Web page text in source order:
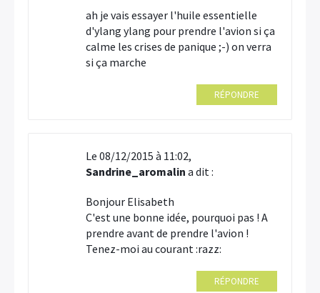
ah je vais essayer l'huile essentielle
d'ylang ylang pour prendre l'avion si ça
calme les crises de panique ;-) on verra
si ça marche
RÉPONDRE
Le 08/12/2015 à 11:02,
Sandrine_aromalin a dit :
Bonjour Elisabeth
C'est une bonne idée, pourquoi pas ! A
prendre avant de prendre l'avion !
Tenez-moi au courant :razz:
RÉPONDRE